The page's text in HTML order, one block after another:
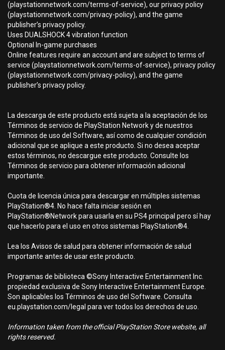
(playstationnetwork.com/terms-of-service), our privacy policy
(playstationnetwork.com/privacy-policy), and the game
publisher’s privacy policy.
Uses DUALSHOCK 4 vibration function
Optional In-game purchases
Online features require an account and are subject to terms of
service (playstationnetwork.com/terms-of-service), privacy policy
(playstationnetwork.com/privacy-policy), and the game
publisher’s privacy policy.
La descarga de este producto está sujeta a la aceptación de los
Términos de servicio de PlayStation Network y de nuestros
Términos de uso del Software, así como de cualquier condición
adicional que se aplique a este producto. Si no desea aceptar
estos términos, no descargue este producto. Consulte los
Términos de servicio para obtener información adicional
importante.
Cuota de licencia única para descargar en múltiples sistemas
PlayStation®4. No hace falta iniciar sesión en
PlayStation®Network para usarla en su PS4 principal pero sí hay
que hacerlo para el uso en otros sistemas PlayStation®4.
Lea los Avisos de salud para obtener información de salud
importante antes de usar este producto.
Programas de biblioteca ©Sony Interactive Entertainment Inc.
propiedad exclusiva de Sony Interactive Entertainment Europe.
Son aplicables los Términos de uso del Software. Consulta
eu.playstation.com/legal para ver todos los derechos de uso.
Information taken from the official PlayStation Store website, all
rights reserved.